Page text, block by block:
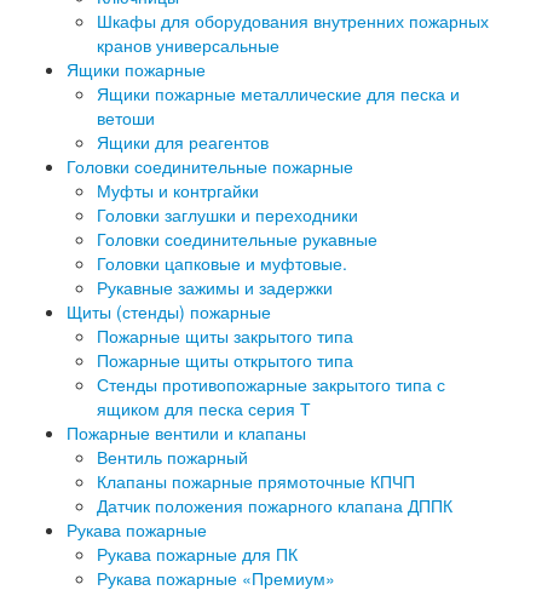
Шкафы для оборудования внутренних пожарных
кранов универсальные
Ящики пожарные
Ящики пожарные металлические для песка и
ветоши
Ящики для реагентов
Головки соединительные пожарные
Муфты и контргайки
Головки заглушки и переходники
Головки соединительные рукавные
Головки цапковые и муфтовые.
Рукавные зажимы и задержки
Щиты (стенды) пожарные
Пожарные щиты закрытого типа
Пожарные щиты открытого типа
Стенды противопожарные закрытого типа с
ящиком для песка серия Т
Пожарные вентили и клапаны
Вентиль пожарный
Клапаны пожарные прямоточные КПЧП
Датчик положения пожарного клапана ДППК
Рукава пожарные
Рукава пожарные для ПК
Рукава пожарные «Премиум»